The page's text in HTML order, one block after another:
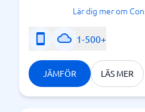
Lär dig mer om
1-500+
JÄMFÖR LÄS MER